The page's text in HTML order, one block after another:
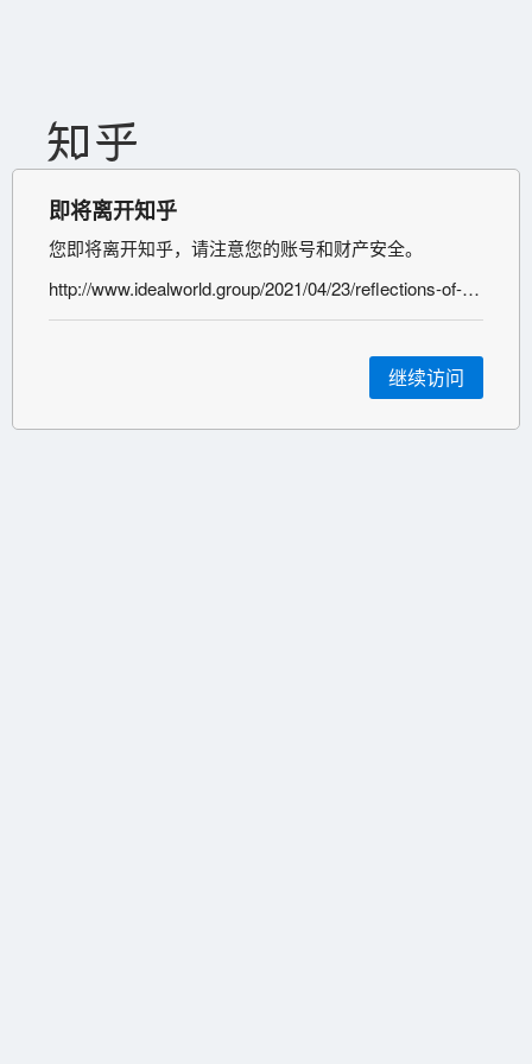
即将离开知乎
您即将离开知乎，请注意您的账号和财产安全。
http://www.idealworld.group/2021/04/23/reflections-of-middle-platform-technical-architecture/
继续访问